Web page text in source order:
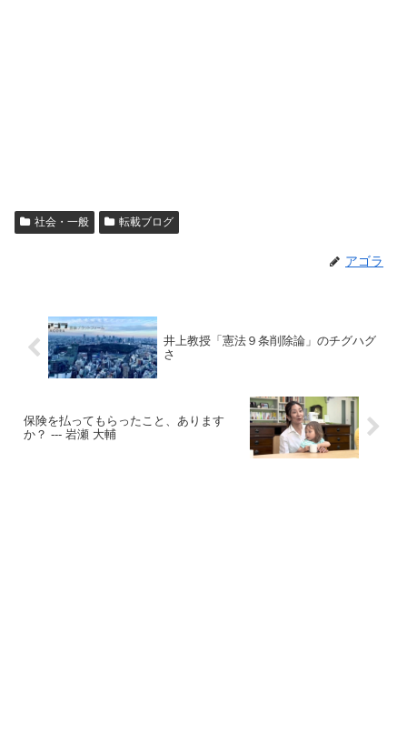
社会・一般 転載ブログ
アゴラ
井上教授「憲法９条削除論」のチグハグ
さ
保険を払ってもらったこと、あります
か？ --- 岩瀬 大輔